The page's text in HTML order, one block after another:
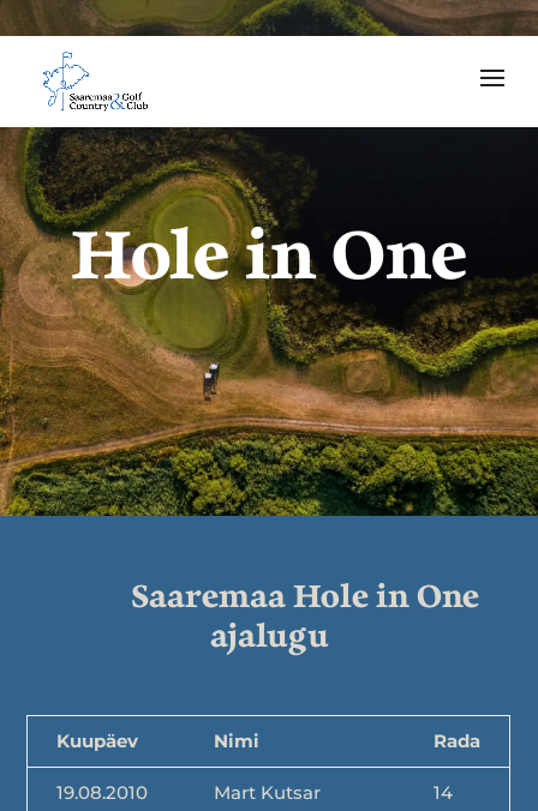
Hole in One
Saaremaa Hole in One
ajalugu
Kuupäev Nimi Rada
19.08.2010 Mart Kutsar 14